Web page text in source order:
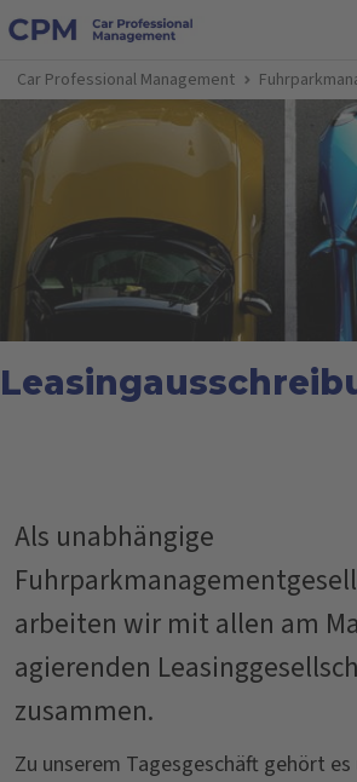
Car Professional Management
Als unabhängige
arbeiten wir mit allen am
agierenden
zusammen.
Zu unserem Tagesgeschäft gehört